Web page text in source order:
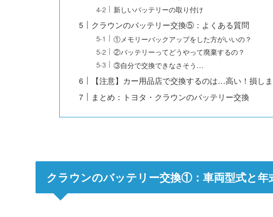
新しいバッテリーの取り付け
クラウンのバッテリー交換⑤：よくある質問
①メモリーバックアップをした方がいいの？
②バッテリーってどうやって廃棄するの？
③自分で交換できなさそう…
【注意】カー用品店で交換するのは…高い！損し
まとめ：トヨタ・クラウンのバッテリー交換
クラウンのバッテリー交換①：車両型式と年